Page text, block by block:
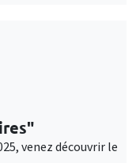
venez découvrir le